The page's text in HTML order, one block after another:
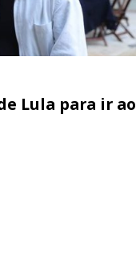
Lula para ir ao